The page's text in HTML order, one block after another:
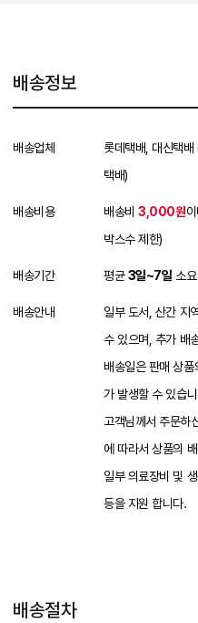
배송정보
배송업체
롯데택배, 대신택
택배)
배송비용 배송비3,000원
박스수 제한)
배송기간 평균3일~7일 소
배송안내
일부 도서, 산간 지
수 있으며, 추가 배
배송일은 판매 상품
가 발생할 수 있습
고객님께서 주문하
에 따라서 상품의
일부 의료장비 및
등을 지원 합니다.
배송절차